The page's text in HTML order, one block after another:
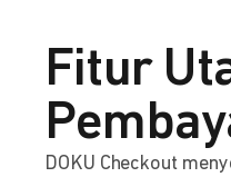
Fitur
DOKU Checkout